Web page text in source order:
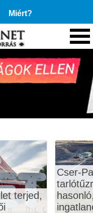
Miért?
terjed,
Cser-